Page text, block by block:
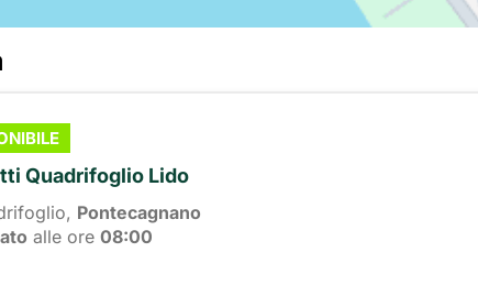
Quadrifoglio Lido
Pontecagnano
alle ore 08:00